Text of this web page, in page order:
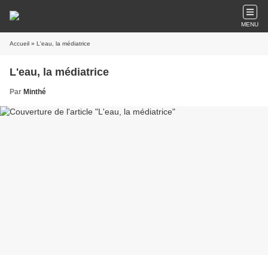
MENU
Accueil » L'eau, la médiatrice
L'eau, la médiatrice
Par Minthé